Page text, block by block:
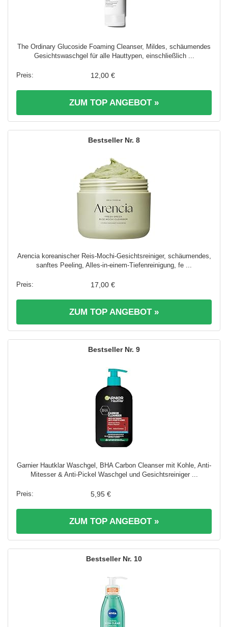
The Ordinary Glucoside Foaming Cleanser, Mildes, schäumendes
Gesichtswaschgel für alle Hauttypen, einschließlich ...
12,00 €
ZUM TOP ANGEBOT »
8
Arencia koreanischer Reis-Mochi-Gesichtsreiniger, schäumendes,
sanftes Peeling, Alles-in-einem-Tiefenreinigung, fe ...
17,00 €
ZUM TOP ANGEBOT »
9
Garnier Hautklar Waschgel, BHA Carbon Cleanser mit Kohle, Anti-
Mitesser & Anti-Pickel Waschgel und Gesichtsreiniger ...
5,95 €
ZUM TOP ANGEBOT »
10